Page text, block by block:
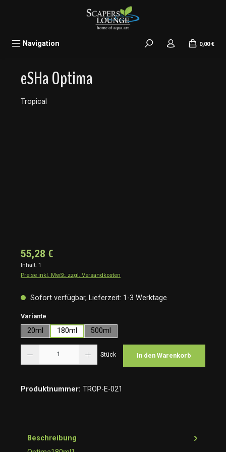
Navigation 0,00 €
eSHa Optima
Tropical
55,28 €
Inhalt: 1
Preise inkl. MwSt. zzgl. Versandkosten
Sofort verfügbar, Lieferzeit: 1-3 Werktage
Variante
20ml 180ml 500ml
Stück In den Warenkorb
Produktnummer: TROP-E-021
Beschreibung